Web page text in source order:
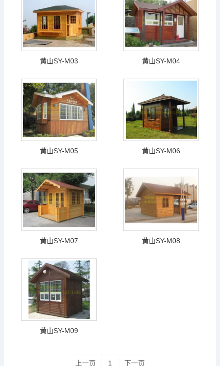
黄山SY-M03 黄山SY-M04
黄山SY-M05 黄山SY-M06
黄山SY-M07 黄山SY-M08
黄山SY-M09
上一页 1 下一页